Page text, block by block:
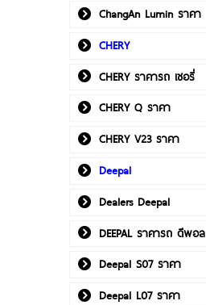
ChangAn Lumin ราคา
CHERY
CHERY ราคารถ เชอรี่
CHERY Q ราคา
CHERY V23 ราคา
Deepal
Dealers Deepal
DEEPAL ราคารถ ดีพอล
Deepal S07 ราคา
Deepal L07 ราคา